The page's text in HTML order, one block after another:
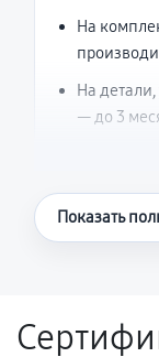
На
На
— до 3
Что
Поломка
Показать